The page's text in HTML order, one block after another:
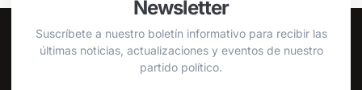
Newsletter
Suscríbete a nuestro boletín informativo para recibir las
últimas noticias, actualizaciones y eventos de nuestro
partido político.